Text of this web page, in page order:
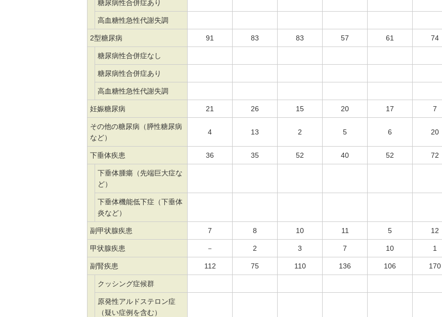
糖尿病性合併症あり
高血糖性急性代謝失調
2型糖尿病 91 83 83 57 61 74
糖尿病性合併症なし
糖尿病性合併症あり
高血糖性急性代謝失調
妊娠糖尿病 21 26 15 20 17 7
その他の糖尿病（膵性糖尿病
など）
4 13 2 5 6 20
下垂体疾患 36 35 52 40 52 72
下垂体腫瘍（先端巨大症な
ど）
下垂体機能低下症（下垂体
炎など）
副甲状腺疾患 7 8 10 11 5 12
甲状腺疾患 － 2 3 7 10 1
副腎疾患 112 75 110 136 106 170
クッシング症候群
原発性アルドステロン症
（疑い症例を含む）